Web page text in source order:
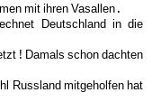
mit ihren Vasallen .
Deutschland in die
! Damals schon dachten
Russland mitgeholfen hat